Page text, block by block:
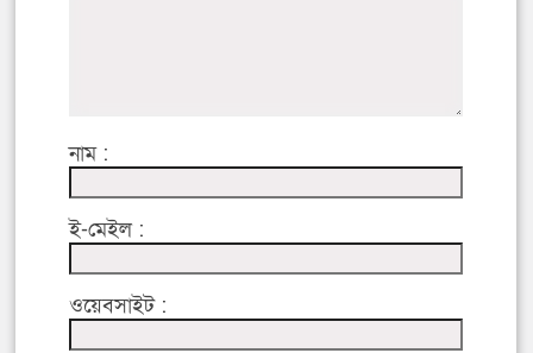
নাম :
ই-মেইল :
ওয়েবসাইট :